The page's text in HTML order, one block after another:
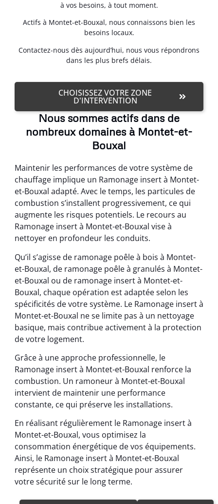
à vos besoins, à tout moment.
Actifs à Montet-et-Bouxal, nous connaissons bien les
besoins locaux.
Contactez-nous dès aujourd’hui, nous vous répondrons
dans les plus brefs délais.
CHOISISSEZ VOTRE ZONE
D'INTERVENTION
Nous sommes actifs dans de
nombreux domaines à Montet-et-
Bouxal
Maintenir les performances de votre système de
chauffage implique un Ramonage insert à Montet-
et-Bouxal adapté. Avec le temps, les particules de
combustion s’installent progressivement, ce qui
augmente les risques potentiels. Le recours au
Ramonage insert à Montet-et-Bouxal vise à
nettoyer en profondeur les conduits.
Qu’il s’agisse de ramonage poêle à bois à Montet-
et-Bouxal, de ramonage poêle à granulés à Montet-
et-Bouxal ou de ramonage insert à Montet-et-
Bouxal, chaque opération est adaptée selon les
spécificités de votre système. Le Ramonage insert à
Montet-et-Bouxal ne se limite pas à un nettoyage
basique, mais contribue activement à la protection
de votre logement.
Grâce à une approche professionnelle, le
Ramonage insert à Montet-et-Bouxal renforce la
combustion. Un ramoneur à Montet-et-Bouxal
intervient de maintenir une performance
constante, ce qui préserve les installations.
En réalisant régulièrement le Ramonage insert à
Montet-et-Bouxal, vous optimisez la
consommation énergétique de vos équipements.
Ainsi, le Ramonage insert à Montet-et-Bouxal
représente un choix stratégique pour assurer
votre sécurité sur le long terme.